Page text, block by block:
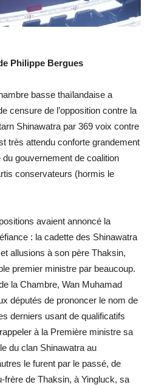
Philippe Bergues
basse thaïlandaise a
censure de l’opposition contre la
Shinawatra par 369 voix contre
très attendu conforte grandement
gouvernement de coalition
conservateurs (hormis le
avaient annoncé la
: la cadette des Shinawatra
allusions à son père Thaksin,
premier ministre par beaucoup.
la Chambre, Wan Muhamad
députés de prononcer le nom de
derniers usant de qualificatifs
à la Première ministre sa
du clan Shinawatra au
le furent par le passé, de
frère de Thaksin, à Yingluck, sa